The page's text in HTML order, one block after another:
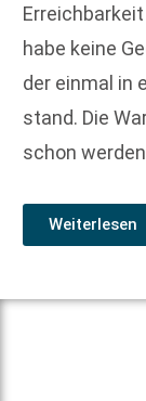
habe keine
der einmal in
stand. Die
schon
Weiterlesen